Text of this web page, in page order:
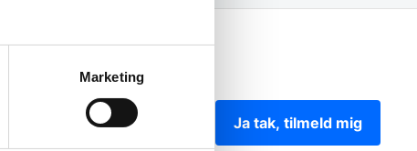
Marketing
Ja tak, tilmeld mig